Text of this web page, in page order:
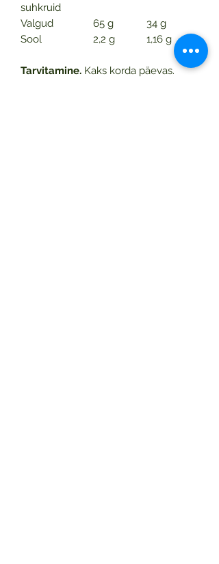
suhkruid
Valgud 65 g
34 g
Sool
2,2 g 1,16 g
Tarvitamine. Kaks korda päevas.